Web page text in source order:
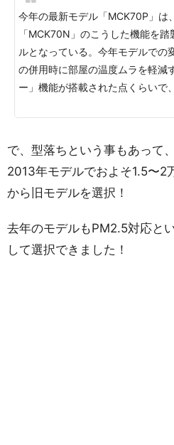
今年の最新モデル「MCK70P」は
「MCK70N」のこうした機能を
ルとなっている。今年モデルでの
の併用時に部屋の温度ムラを軽減
ー」機能が搭載された点くらいで
で、型落ちという事もあって
2013年モデルでおよそ1.5〜2
から旧モデルを選択！
去年のモデルもPM2.5対応と
して選択できました！